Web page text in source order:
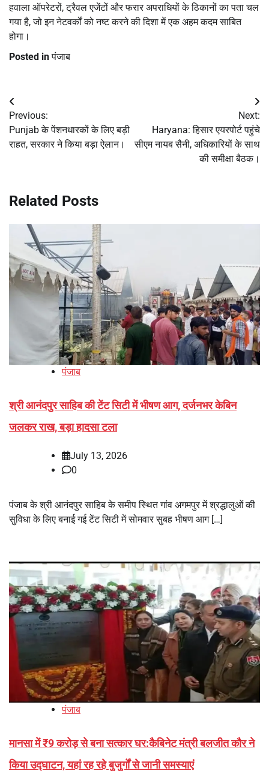
हवाला ऑपरेटरों, ट्रैवल एजेंटों और फरार अपराधियों के ठिकानों का पता चल
गया है, जो इन नेटवर्कों को नष्ट करने की दिशा में एक अहम कदम साबित
होगा।
Posted inपंजाब
Post
navigation
Previous:
Punjab के पेंशनधारकों के लिए बड़ी
राहत, सरकार ने किया बड़ा ऐलान।
Next:
Haryana: हिसार एयरपोर्ट पहुंचे
सीएम नायब सैनी, अधिकारियों के साथ
की समीक्षा बैठक।
Related Posts
पंजाब
श्री आनंदपुर साहिब की टेंट सिटी में भीषण आग, दर्जनभर केबिन
जलकर राख, बड़ा हादसा टला
July 13, 2026
0
पंजाब के श्री आनंदपुर साहिब के समीप स्थित गांव अगमपुर में श्रद्धालुओं की
सुविधा के लिए बनाई गई टेंट सिटी में सोमवार सुबह भीषण आग […]
पंजाब
मानसा में ₹9 करोड़ से बना सत्कार घर:कैबिनेट मंत्री बलजीत कौर ने
किया उद्घाटन, यहां रह रहे बुजुर्गों से जानी समस्याएं